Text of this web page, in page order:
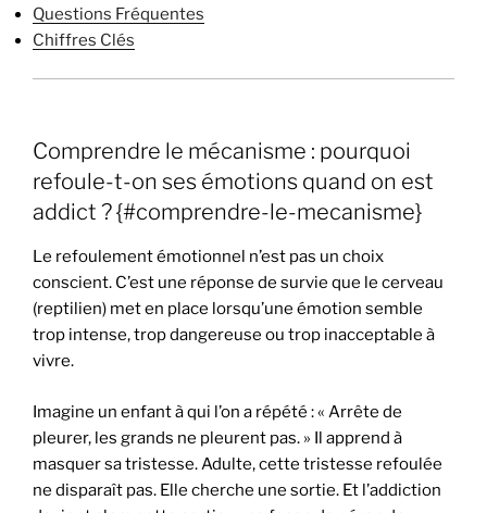
Questions Fréquentes
Chiffres Clés
Comprendre le mécanisme : pourquoi
refoule-t-on ses émotions quand on est
addict ? {#comprendre-le-mecanisme}
Le refoulement émotionnel n’est pas un choix
conscient. C’est une réponse de survie que le cerveau
(reptilien) met en place lorsqu’une émotion semble
trop intense, trop dangereuse ou trop inacceptable à
vivre.
Imagine un enfant à qui l’on a répété : « Arrête de
pleurer, les grands ne pleurent pas. » Il apprend à
masquer sa tristesse. Adulte, cette tristesse refoulée
ne disparaît pas. Elle cherche une sortie. Et l’addiction